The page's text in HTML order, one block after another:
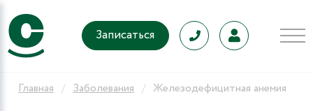
Записаться
Главная Заболевания Железодефицитная анемия